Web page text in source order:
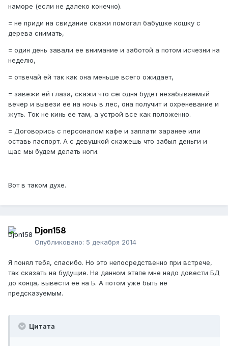
наморе (если не далеко конечно).
= не приди на свидание скажи помогал бабушке кошку с
дерева снимать,
= один день завали ее внимание и заботой а потом исчезни на
неделю,
= отвечай ей так как она меньше всего ожидает,
= завежи ей глаза, скажи что сегодня будет незабываемый
вечер и вывези ее на ночь в лес, она получит и охреневание и
жуть. Ток не кинь ее там, а устрой все как положенно.
= Договорись с персоналом кафе и заплати заранее или
оставь паспорт. А с девушкой скажешь что забыл деньги и
щас мы будем делать ноги.
Вот в таком духе.
Djon158
Опубликовано: 5 декабря 2014
Я понял тебя, спасибо. Но это непосредственно при встрече,
так сказать на будущие. На данном этапе мне надо довести БД
до конца, вывести её на Б. А потом уже быть не
предсказуемым.
Цитата